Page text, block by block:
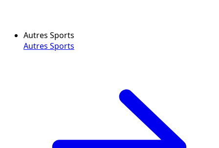
Autres Sports
Autres Sports